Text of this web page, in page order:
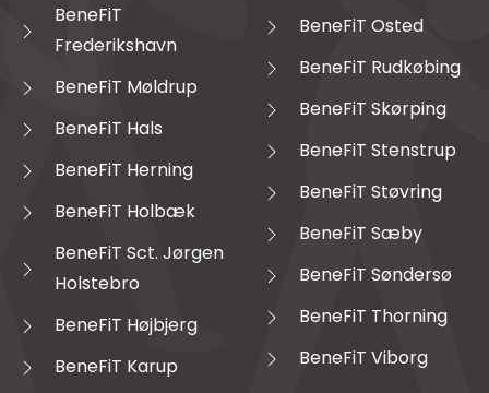
BeneFiT
Frederikshavn
BeneFiT Møldrup
BeneFiT Hals
BeneFiT Herning
BeneFiT Holbæk
BeneFiT Sct. Jørgen
Holstebro
BeneFiT Højbjerg
BeneFiT Karup
BeneFiT Osted
BeneFiT Rudkøbing
BeneFiT Skørping
BeneFiT Stenstrup
BeneFiT Støvring
BeneFiT Sæby
BeneFiT Søndersø
BeneFiT Thorning
BeneFiT Viborg